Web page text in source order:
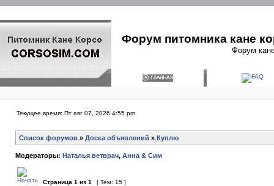
Форум питомника кане
Форум
Текущее время: Пт авг 07, 2026 4:55 pm
Список форумов » Доска объявлений » Куплю
Модераторы: Наталья ветврач, Анна & Сим
Страница 1 из 1 [ Тем: 15 ]